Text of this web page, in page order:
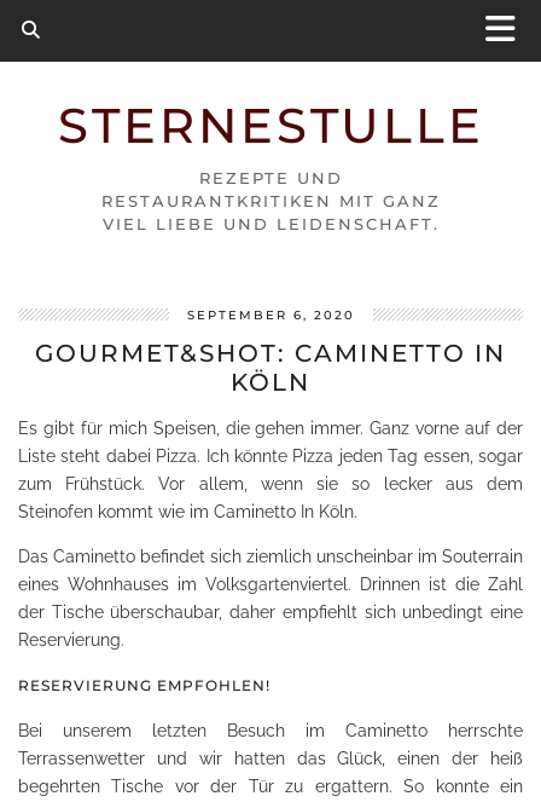
STERNESTULLE
REZEPTE UND
RESTAURANTKRITIKEN MIT GANZ
VIEL LIEBE UND LEIDENSCHAFT.
SEPTEMBER 6, 2020
GOURMET&SHOT: CAMINETTO IN
KÖLN
Es gibt für mich Speisen, die gehen immer. Ganz vorne auf der
Liste steht dabei Pizza. Ich könnte Pizza jeden Tag essen, sogar
zum Frühstück. Vor allem, wenn sie so lecker aus dem
Steinofen kommt wie im Caminetto In Köln.
Das Caminetto befindet sich ziemlich unscheinbar im Souterrain
eines Wohnhauses im Volksgartenviertel. Drinnen ist die Zahl
der Tische überschaubar, daher empfiehlt sich unbedingt eine
Reservierung.
RESERVIERUNG EMPFOHLEN!
Bei unserem letzten Besuch im Caminetto herrschte
Terrassenwetter und wir hatten das Glück, einen der heiß
begehrten Tische vor der Tür zu ergattern. So konnte ein